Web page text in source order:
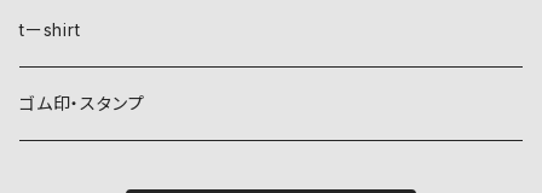
稲妻
霞
植物紋
葵
動物紋
自然紋
稲妻
植物紋
tーshirt
ゴム印・スタンプ